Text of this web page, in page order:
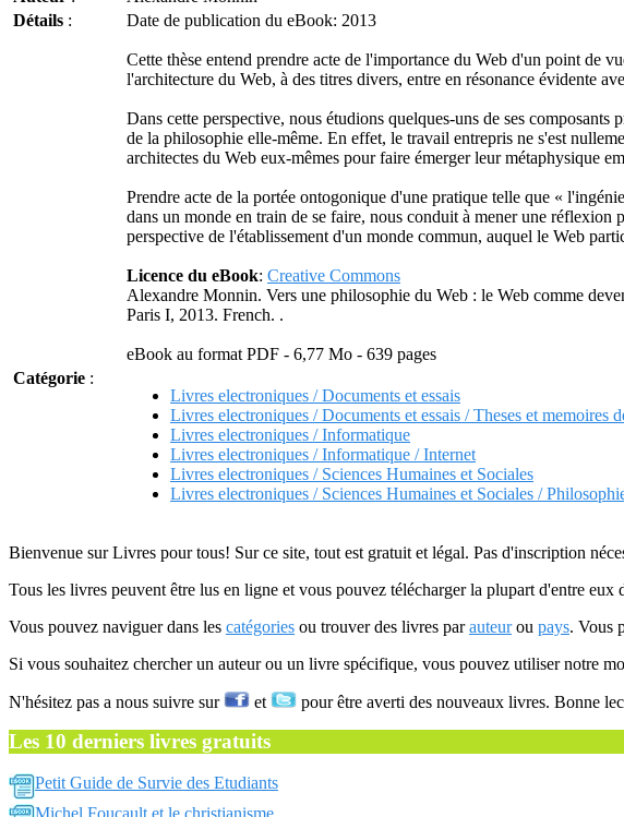
Détails : Date de publication du eBook: 2013
Cette thèse entend prendre acte de l'importance du Web d'un point de
l'architecture du Web, à des titres divers, entre en résonance évidente
Dans cette perspective, nous étudions quelques-uns de ses
de la philosophie elle-même. En effet, le travail entrepris ne s'est
architectes du Web eux-mêmes pour faire émerger leur métaphysique
Prendre acte de la portée ontogonique d'une pratique telle que «
dans un monde en train de se faire, nous conduit à mener une
perspective de l'établissement d'un monde commun, auquel le Web
Licence du eBook: Creative Commons
Alexandre Monnin. Vers une philosophie du Web : le Web comme
Paris I, 2013. French. .
eBook au format PDF - 6,77 Mo - 639 pages
Catégorie :
Livres electroniques / Documents et essais
Livres electroniques / Documents et essais / Theses et memoires
Livres electroniques / Informatique
Livres electroniques / Informatique / Internet
Livres electroniques / Sciences Humaines et Sociales
Livres electroniques / Sciences Humaines et Sociales /
Bienvenue sur Livres pour tous! Sur ce site, tout est gratuit et légal. Pas d'inscription
Tous les livres peuvent être lus en ligne et vous pouvez télécharger la plupart d'entre
Vous pouvez naviguer dans les catégories ou trouver des livres parauteurou pays. Vous
Si vous souhaitez chercher un auteur ou un livre spécifique, vous pouvez utiliser notre
N'hésitez pas a nous suivre sur et pour être averti des nouveaux livres. Bonne
Les 10 derniers livres gratuits
Petit Guide de Survie des Etudiants
Michel Foucault et le christianisme